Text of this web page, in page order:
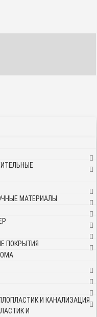
МАТЕРИАЛЫ
ПОКРЫТИЯ
И